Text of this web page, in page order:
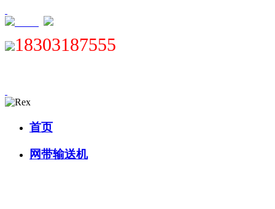
18303187555
首页
网带输送机